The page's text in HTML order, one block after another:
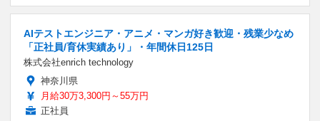
AIテストエンジニア・アニメ・マンガ好き歓迎・残業少なめ
「正社員/育休実績あり」・年間休日125日
株式会社enrich technology
神奈川県
月給30万3,300円～55万円
正社員